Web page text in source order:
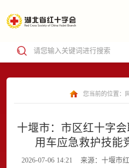
您当前的位置：
十堰市：市区红十字
用车应急救护技能
2026-07-06 14:21 来源：十堰市